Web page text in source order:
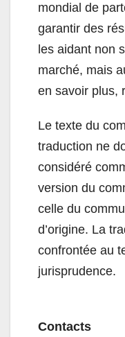
mondial de
garantir des
les aidant non
marché, mais
en savoir plus,
Le texte du
traduction ne
considéré
version du
celle du
d’origine. La
confrontée au
jurisprudence.
Contacts